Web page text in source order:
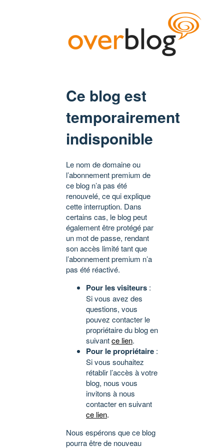
Ce blog est
temporairement
indisponible
Le nom de domaine ou
l’abonnement premium de
ce blog n’a pas été
renouvelé, ce qui explique
cette interruption. Dans
certains cas, le blog peut
également être protégé par
un mot de passe, rendant
son accès limité tant que
l’abonnement premium n’a
pas été réactivé.
Pour les visiteurs :
Si vous avez des
questions, vous
pouvez contacter le
propriétaire du blog en
suivantce lien.
Pour le propriétaire :
Si vous souhaitez
rétablir l’accès à votre
blog, nous vous
invitons à nous
contacter en suivant
ce lien.
Nous espérons que ce blog
pourra être de nouveau